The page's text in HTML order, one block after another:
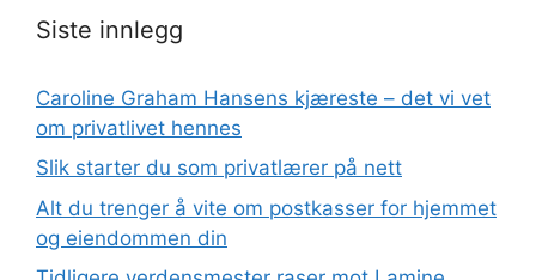
Siste innlegg
Caroline Graham Hansens kjæreste – det vi vet
om privatlivet hennes
Slik starter du som privatlærer på nett
Alt du trenger å vite om postkasser for hjemmet
og eiendommen din